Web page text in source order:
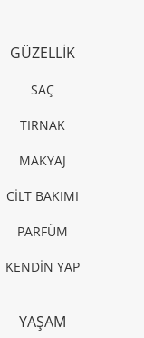
GÜZELLİK
SAÇ
TIRNAK
MAKYAJ
CİLT BAKIMI
PARFÜM
KENDİN YAP
YAŞAM